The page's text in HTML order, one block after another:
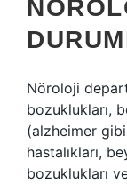
Nöroloji
bozuklukları,
(alzheimer
hastalıkları,
bozuklukları